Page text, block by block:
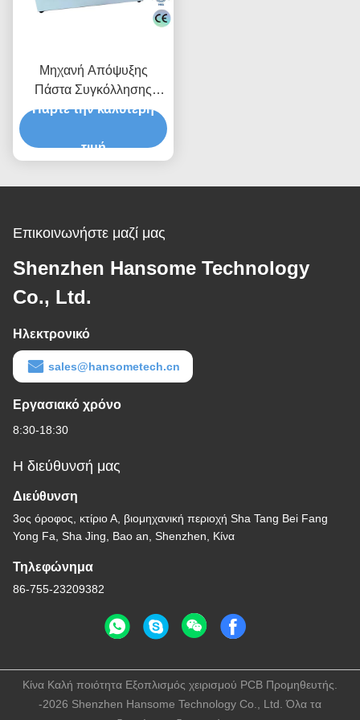
Μηχανή Απόψυξης
Πάστα Συγκόλλησης
Αυτόματης Υψηλής
Παραγωγής SMT
Πάρτε την καλύτερη
τιμή
Επικοινωνήστε μαζί μας
Shenzhen Hansome Technology
Co., Ltd.
Ηλεκτρονικό
sales@hansometech.cn
Εργασιακό χρόνο
8:30-18:30
Η διεύθυνσή μας
Διεύθυνση
3ος όροφος, κτίριο Α, βιομηχανική περιοχή Sha Tang Bei Fang
Yong Fa, Sha Jing, Bao an, Shenzhen, Κίνα
Τηλεφώνημα
86-755-23209382
Κίνα Καλή ποιότητα Εξοπλισμός χειρισμού PCB Προμηθευτής.
-2026 Shenzhen Hansome Technology Co., Ltd. Όλα τα